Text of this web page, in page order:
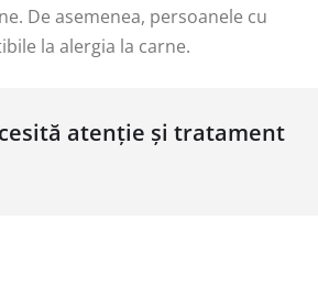
De asemenea, persoanele cu
la alergia la carne.
atenție și tratament